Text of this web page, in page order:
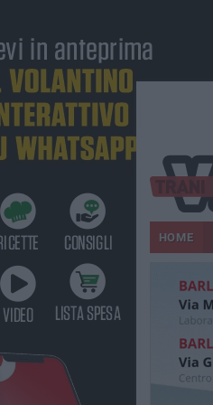
HOME